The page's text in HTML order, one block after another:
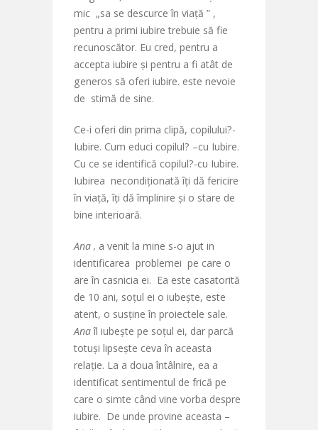
mic „sa se descurce în viață ” ,
pentru a primi iubire trebuie să fie
recunoscător. Eu cred, pentru a
accepta iubire și pentru a fi atât de
generos să oferi iubire. este nevoie
de stimă de sine.
Ce-i oferi din prima clipă, copilului?-
Iubire. Cum educi copilul? –cu Iubire.
Cu ce se identifică copilul?-cu Iubire.
Iubirea necondiționată îți dă fericire
în viață, îți dă împlinire și o stare de
bine interioară.
Ana , a venit la mine s-o ajut in
identificarea problemei pe care o
are în casnicia ei. Ea este casatorită
de 10 ani, soțul ei o iubește, este
atent, o susține în proiectele sale.
Anaîl iubește pe soțul ei, dar parcă
totuși lipsește ceva în aceasta
relație. La a doua întâlnire, ea a
identificat sentimentul de frică pe
care o simte când vine vorba despre
iubire. De unde provine aceasta –